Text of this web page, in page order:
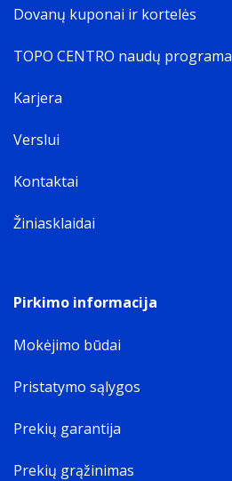
Dovanų kuponai ir kortelės
TOPO CENTRO naudų programa
Karjera
Verslui
Kontaktai
Žiniasklaidai
Pirkimo informacija
Mokėjimo būdai
Pristatymo sąlygos
Prekių garantija
Prekių grąžinimas